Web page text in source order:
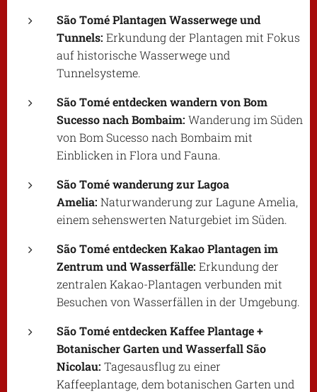
São Tomé Plantagen Wasserwege und
Tunnels: Erkundung der Plantagen mit Fokus
auf historische Wasserwege und
Tunnelsysteme.
São Tomé entdecken wandern von Bom
Sucesso nach Bombaim: Wanderung im Süden
von Bom Sucesso nach Bombaim mit
Einblicken in Flora und Fauna.
São Tomé wanderung zur Lagoa
Amelia: Naturwanderung zur Lagune Amelia,
einem sehenswerten Naturgebiet im Süden.
São Tomé entdecken Kakao Plantagen im
Zentrum und Wasserfälle: Erkundung der
zentralen Kakao-Plantagen verbunden mit
Besuchen von Wasserfällen in der Umgebung.
São Tomé entdecken Kaffee Plantage +
Botanischer Garten und Wasserfall São
Nicolau: Tagesausflug zu einer
Kaffeeplantage, dem botanischen Garten und